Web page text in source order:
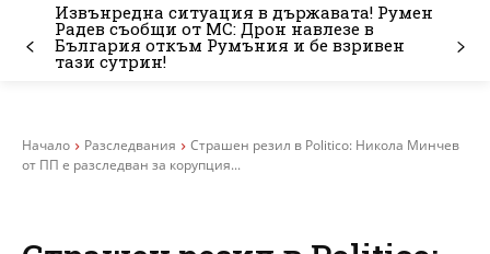
Извънредна ситуация в държавата! Румен
Радев съобщи от МС: Дрон навлезе в
България откъм Румъния и бе взривен
тази сутрин!
Начало Разследвания
Страшен резил в Politico: Никола Минчев
от ПП е разследван за корупция...